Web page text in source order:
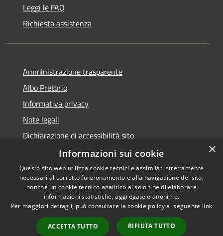
Leggi le FAQ
Richiesta assistenza
Amministrazione trasparente
Albo Pretorio
Informativa privacy
Note legali
Dichiarazione di accessibilità sito
Dichiarazione di accessibilità app Municipium
RSS
Accessibilità
•Accesso redazione
×
Informazioni sui cookie
Questo sito web utilizza cookie tecnici e assimilati strettamente
necessari al corretto funzionamento e alla navigazione del sito,
nonché un cookie tecnico analitico al solo fine di elaborare
informazioni statistiche, aggregate e anonime.
Per maggiori dettagli, può consultare la cookie policy al seguente link
ACCETTA TUTTO RIFIUTA TUTTO